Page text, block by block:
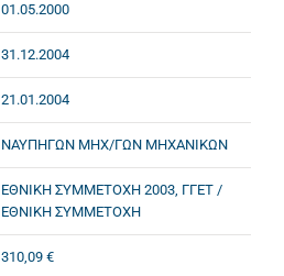
01.05.2000
31.12.2004
21.01.2004
ΝΑΥΠΗΓΩΝ ΜΗΧ/ΓΩΝ ΜΗΧΑΝΙΚΩΝ
ΕΘΝΙΚΗ ΣΥΜΜΕΤΟΧΗ 2003, ΓΓΕΤ /
ΕΘΝΙΚΗ ΣΥΜΜΕΤΟΧΗ
310,09 €